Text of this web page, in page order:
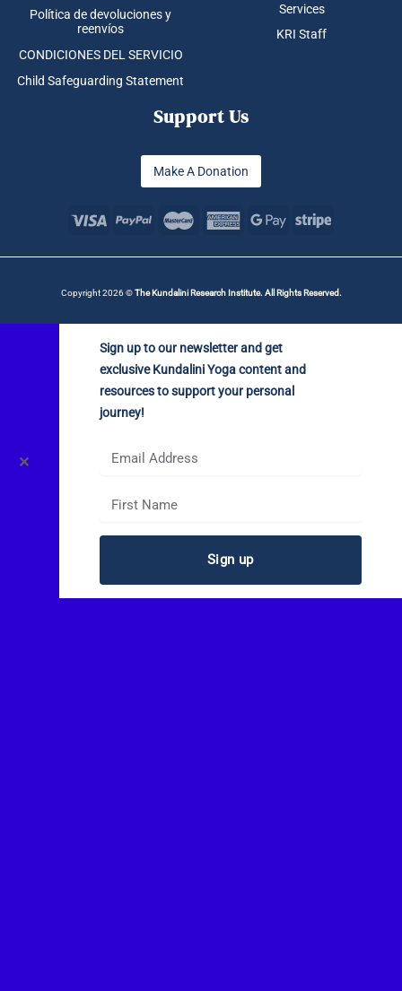
Política de devoluciones y
reenvíos
CONDICIONES DEL SERVICIO
Child Safeguarding Statement
Services
KRI Staff
Support Us
Make A Donation
Copyright 2026 ©The Kundalini Research Institute. All Rights Reserved.
✕
Sign up to our newsletter and get
exclusive Kundalini Yoga content and
resources to support your personal
journey!
Sign up